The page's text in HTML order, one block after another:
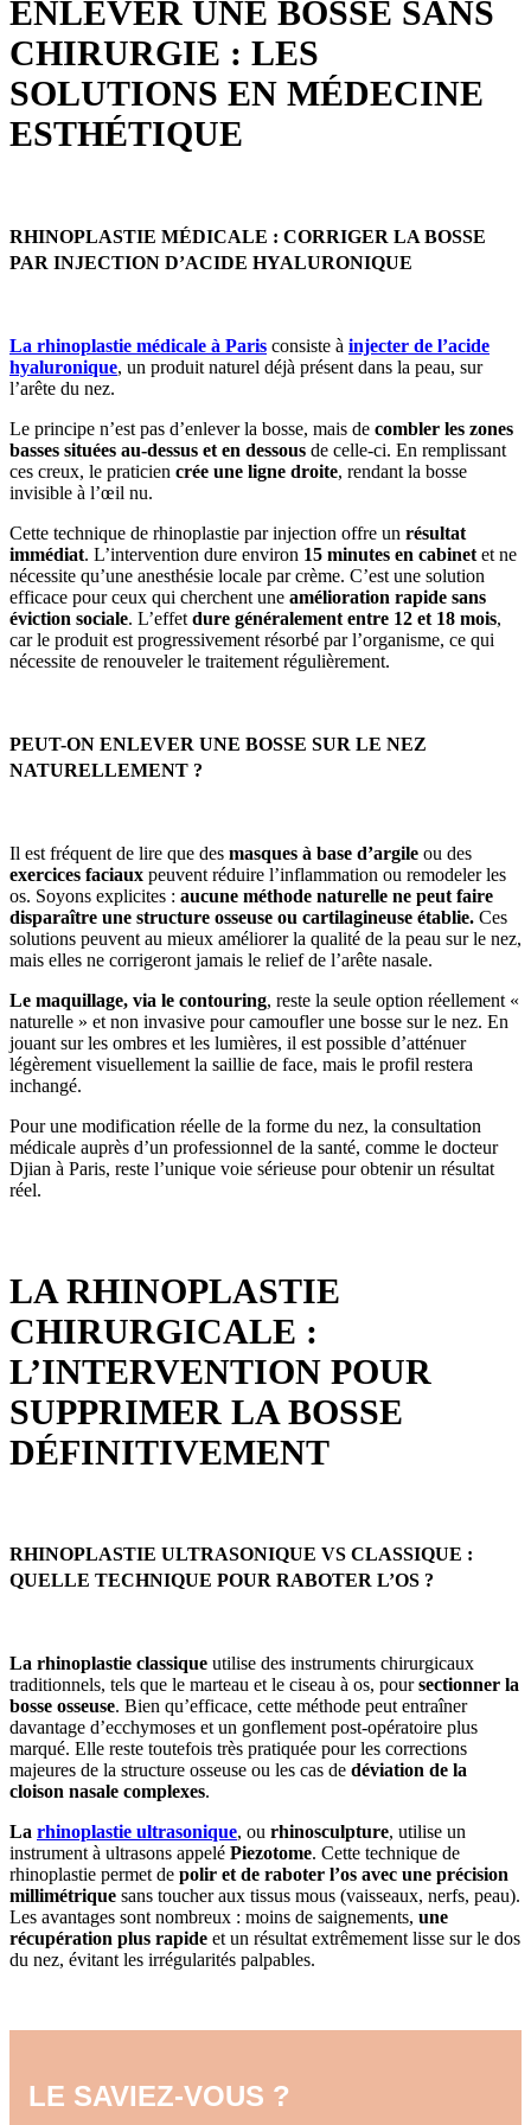
ENLEVER UNE BOSSE SANS
CHIRURGIE : LES
SOLUTIONS EN MÉDECINE
ESTHÉTIQUE
RHINOPLASTIE MÉDICALE : CORRIGER LA BOSSE
PAR INJECTION D’ACIDE HYALURONIQUE
La rhinoplastie médicale à Paris consiste à injecter de l’acide
hyaluronique, un produit naturel déjà présent dans la peau, sur
l’arête du nez.
Le principe n’est pas d’enlever la bosse, mais de combler les zones
basses situées au-dessus et en dessous de celle-ci. En remplissant
ces creux, le praticien crée une ligne droite, rendant la bosse
invisible à l’œil nu.
Cette technique de rhinoplastie par injection offre un résultat
immédiat. L’intervention dure environ 15 minutes en cabinet et ne
nécessite qu’une anesthésie locale par crème. C’est une solution
efficace pour ceux qui cherchent une amélioration rapide sans
éviction sociale. L’effet dure généralement entre 12 et 18 mois,
car le produit est progressivement résorbé par l’organisme, ce qui
nécessite de renouveler le traitement régulièrement.
PEUT-ON ENLEVER UNE BOSSE SUR LE NEZ
NATURELLEMENT ?
Il est fréquent de lire que des masques à base d’argile ou des
exercices faciaux peuvent réduire l’inflammation ou remodeler les
os. Soyons explicites : aucune méthode naturelle ne peut faire
disparaître une structure osseuse ou cartilagineuse établie. Ces
solutions peuvent au mieux améliorer la qualité de la peau sur le nez,
mais elles ne corrigeront jamais le relief de l’arête nasale.
Le maquillage, via le contouring, reste la seule option réellement «
naturelle » et non invasive pour camoufler une bosse sur le nez. En
jouant sur les ombres et les lumières, il est possible d’atténuer
légèrement visuellement la saillie de face, mais le profil restera
inchangé.
Pour une modification réelle de la forme du nez, la consultation
médicale auprès d’un professionnel de la santé, comme le docteur
Djian à Paris, reste l’unique voie sérieuse pour obtenir un résultat
réel.
LA RHINOPLASTIE
CHIRURGICALE :
L’INTERVENTION POUR
SUPPRIMER LA BOSSE
DÉFINITIVEMENT
RHINOPLASTIE ULTRASONIQUE VS CLASSIQUE :
QUELLE TECHNIQUE POUR RABOTER L’OS ?
La rhinoplastie classique utilise des instruments chirurgicaux
traditionnels, tels que le marteau et le ciseau à os, poursectionner la
bosse osseuse. Bien qu’efficace, cette méthode peut entraîner
davantage d’ecchymoses et un gonflement post-opératoire plus
marqué. Elle reste toutefois très pratiquée pour les corrections
majeures de la structure osseuse ou les cas de déviation de la
cloison nasale complexes.
La rhinoplastie ultrasonique, ou rhinosculpture, utilise un
instrument à ultrasons appelé Piezotome. Cette technique de
rhinoplastie permet de polir et de raboter l’os avec une précision
millimétrique sans toucher aux tissus mous (vaisseaux, nerfs, peau).
Les avantages sont nombreux : moins de saignements, une
récupération plus rapide et un résultat extrêmement lisse sur le dos
du nez, évitant les irrégularités palpables.
LE SAVIEZ-VOUS ?